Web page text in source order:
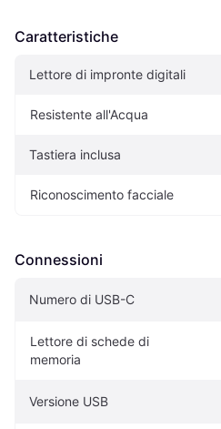
Caratteristiche
Lettore di impronte digitali
Resistente all'Acqua
Tastiera inclusa
Riconoscimento facciale
Connessioni
Numero di USB-C
Lettore di schede di
memoria
Versione USB